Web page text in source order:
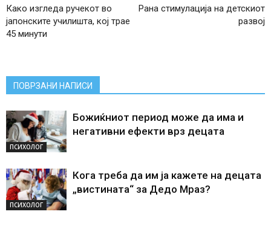
Како изгледа ручекот во
јапонските училишта, кој трае
45 минути
Рана стимулација на детскиот
развој
ПОВРЗАНИ НАПИСИ
ПСИХОЛОГ
Божиќниот период може да има и
негативни ефекти врз децата
ПСИХОЛОГ
Кога треба да им ја кажете на децата
„вистината“ за Дедо Мраз?